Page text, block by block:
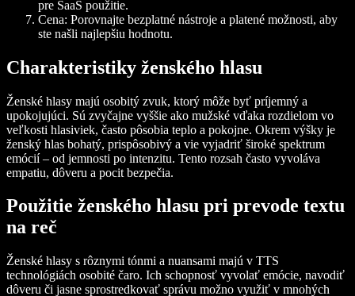
pre SaaS použitie.
Cena: Porovnajte bezplatné nástroje a platené možnosti, aby
ste našli najlepšiu hodnotu.
Charakteristiky ženského hlasu
Ženské hlasy majú osobitý zvuk, ktorý môže byť príjemný a
upokojujúci. Sú zvyčajne vyššie ako mužské vďaka rozdielom vo
veľkosti hlasiviek, často pôsobia teplo a pokojne. Okrem výšky je
ženský hlas bohatý, prispôsobivý a vie vyjadriť široké spektrum
emócií – od jemnosti po intenzitu. Tento rozsah často vyvoláva
empatiu, dôveru a pocit bezpečia.
Použitie ženského hlasu pri prevode textu
na reč
Ženské hlasy s rôznymi tónmi a nuansami majú v TTS
technológiách osobité čaro. Ich schopnosť vyvolať emócie, navodiť
dôveru či jasne sprostredkovať správu možno využiť v mnohých